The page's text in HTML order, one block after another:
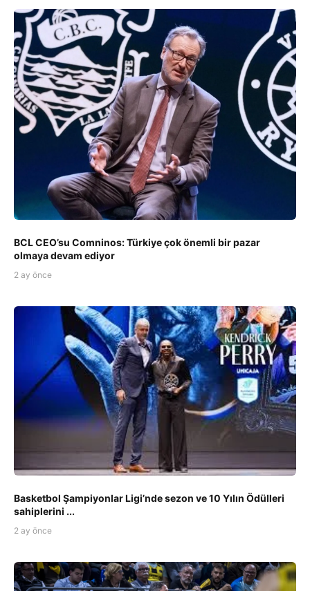
BCL CEO’su Comninos: Türkiye çok önemli bir pazar
olmaya devam ediyor
2 ay önce
Basketbol Şampiyonlar Ligi’nde sezon ve 10 Yılın Ödülleri
sahiplerini ...
2 ay önce